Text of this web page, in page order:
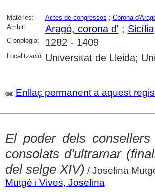
Matèries: Actes de congressos ; Corona
Àmbit:
Aragó, corona d' ; Sicília
Cronologia: 1282 - 1409
Localització: Universitat de Lleida;
Enllaç permanent a aquest
El poder dels
consolats d'ultramar
del selge XIV) / Josefina
Mutgé i Vives, Josefina